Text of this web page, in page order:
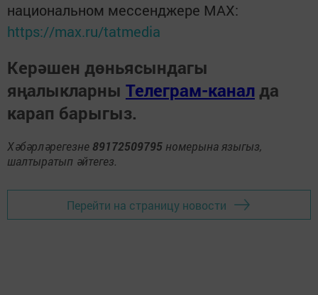
национальном мессенджере MАХ:
https://max.ru/tatmedia
Керәшен дөньясындагы
яңалыкларны Телеграм-канал да
карап барыгыз.
Хәбәрләрегезне 89172509795 номерына языгыз,
шалтыратып әйтегез.
Перейти на страницу новости